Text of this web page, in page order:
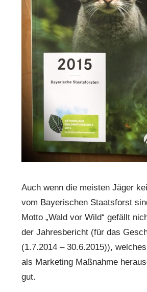
Auch wenn die meisten Jäger
vom Bayerischen Staatsforst
Motto „Wald vor Wild“ gefällt
der Jahresbericht (für das
(1.7.2014 – 30.6.2015)),
als Marketing Maßnahme
gut.